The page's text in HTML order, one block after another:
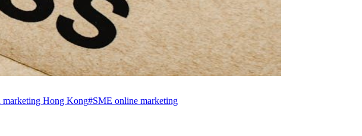
marketing Hong Kong#SME online marketing